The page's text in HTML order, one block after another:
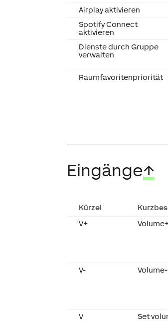
Airplay aktivieren
Spotify Connect
aktivieren
Dienste durch Gruppe
verwalten
Raumfavoritenpriorität
Eingänge↑
Kürzel
V+
V- Volume-
V Set